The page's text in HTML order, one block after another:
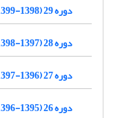
دوره 29 (1398-1399)
دوره 28 (1397-1398)
دوره 27 (1396-1397)
دوره 26 (1395-1396)